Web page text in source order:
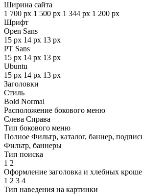
Ширина сайта
1 700 px 1 500 px 1 344 px 1 200 px
Шрифт
Open Sans
15 px 14 px 13 px
PT Sans
15 px 14 px 13 px
Ubuntu
15 px 14 px 13 px
Заголовки
Стиль
Bold Normal
Расположение бокового меню
Слева Справа
Тип бокового меню
Полное Фильтр, каталог, баннер,
Фильтр, баннеры
Тип поиска
1 2
Оформление заголовка и хлебных
1 2 3 4
Тип наведения на картинки